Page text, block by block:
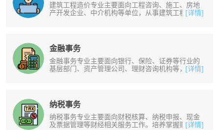
建筑工程造价专业主要面向工程咨询、施工、房地
产开发企业、中介机构等单位，从事建筑工程预决
[详情]
金融事务
金融事务专业主要面向银行、保险、证券等行业的
基层部门、资产管理公司、理财咨询机构等，从事
[详情]
纳税事务
纳税事务专业主要面向财税核算、纳税申报、现金
及票据管理等财经相关服务工作。培养掌握财税核
[详情]